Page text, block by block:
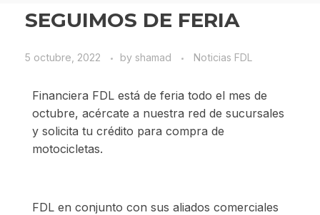
SEGUIMOS DE FERIA
5 octubre, 2022 by shamad Noticias FDL
Financiera FDL está de feria todo el mes de
octubre, acércate a nuestra red de sucursales
y solicita tu crédito para compra de
motocicletas.
FDL en conjunto con sus aliados comerciales